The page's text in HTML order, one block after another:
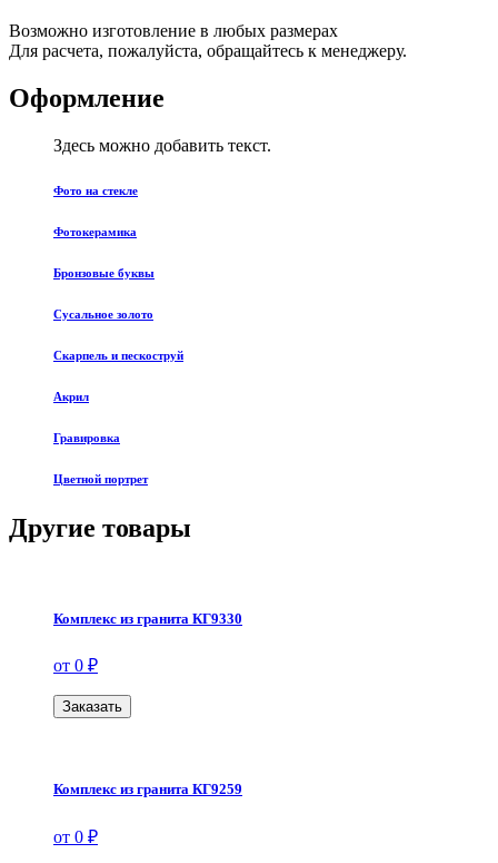
Возможно изготовление в любых размерах
Для расчета, пожалуйста, обращайтесь к менеджеру.
Оформление
Здесь можно добавить текст.
Фото на стекле
Фотокерамика
Бронзовые буквы
Сусальное золото
Скарпель и пескоструй
Акрил
Гравировка
Цветной портрет
Другие товары
Комплекс из гранита КГ9330
от 0 ₽
Заказать
Комплекс из гранита КГ9259
от 0 ₽